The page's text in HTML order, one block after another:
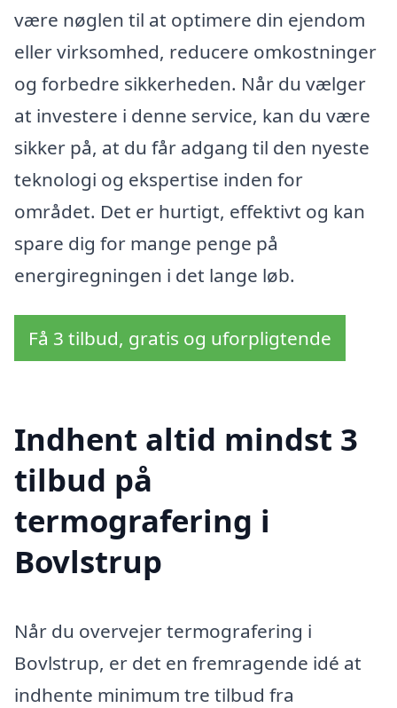
være nøglen til at optimere din ejendom
eller virksomhed, reducere omkostninger
og forbedre sikkerheden. Når du vælger
at investere i denne service, kan du være
sikker på, at du får adgang til den nyeste
teknologi og ekspertise inden for
området. Det er hurtigt, effektivt og kan
spare dig for mange penge på
energiregningen i det lange løb.
Få 3 tilbud, gratis og uforpligtende
Indhent altid mindst 3
tilbud på
termografering i
Bovlstrup
Når du overvejer termografering i
Bovlstrup, er det en fremragende idé at
indhente minimum tre tilbud fra